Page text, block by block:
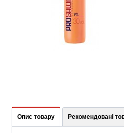
Опис товару Рекомендовані